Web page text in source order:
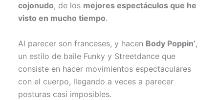
cojonudo, de los mejores espectáculos que he
visto en mucho tiempo.
Al parecer son franceses, y hacen Body Poppin’,
un estilo de baile Funky y Streetdance que
consiste en hacer movimientos espectaculares
con el cuerpo, llegando a veces a parecer
posturas casi imposibles.